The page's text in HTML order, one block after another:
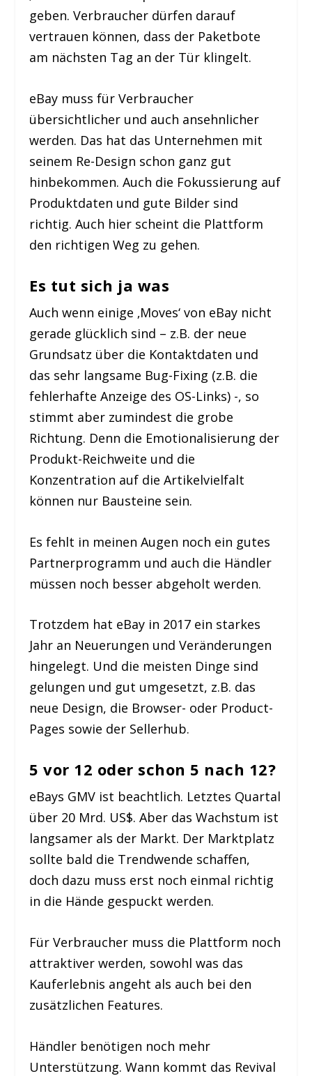
geben. Verbraucher dürfen darauf
vertrauen können, dass der Paketbote
am nächsten Tag an der Tür klingelt.
eBay muss für Verbraucher
übersichtlicher und auch ansehnlicher
werden. Das hat das Unternehmen mit
seinem Re-Design schon ganz gut
hinbekommen. Auch die Fokussierung auf
Produktdaten und gute Bilder sind
richtig. Auch hier scheint die Plattform
den richtigen Weg zu gehen.
Es tut sich ja was
Auch wenn einige ‚Moves‘ von eBay nicht
gerade glücklich sind – z.B. der neue
Grundsatz über die Kontaktdaten und
das sehr langsame Bug-Fixing (z.B. die
fehlerhafte Anzeige des OS-Links) -, so
stimmt aber zumindest die grobe
Richtung. Denn die Emotionalisierung der
Produkt-Reichweite und die
Konzentration auf die Artikelvielfalt
können nur Bausteine sein.
Es fehlt in meinen Augen noch ein gutes
Partnerprogramm und auch die Händler
müssen noch besser abgeholt werden.
Trotzdem hat eBay in 2017 ein starkes
Jahr an Neuerungen und Veränderungen
hingelegt. Und die meisten Dinge sind
gelungen und gut umgesetzt, z.B. das
neue Design, die Browser- oder Product-
Pages sowie der Sellerhub.
5 vor 12 oder schon 5 nach 12?
eBays GMV ist beachtlich. Letztes Quartal
über 20 Mrd. US$. Aber das Wachstum ist
langsamer als der Markt. Der Marktplatz
sollte bald die Trendwende schaffen,
doch dazu muss erst noch einmal richtig
in die Hände gespuckt werden.
Für Verbraucher muss die Plattform noch
attraktiver werden, sowohl was das
Kauferlebnis angeht als auch bei den
zusätzlichen Features.
Händler benötigen noch mehr
Unterstützung. Wann kommt das Revival